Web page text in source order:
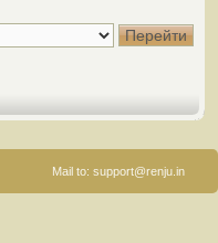
Mail to: support@renju.in